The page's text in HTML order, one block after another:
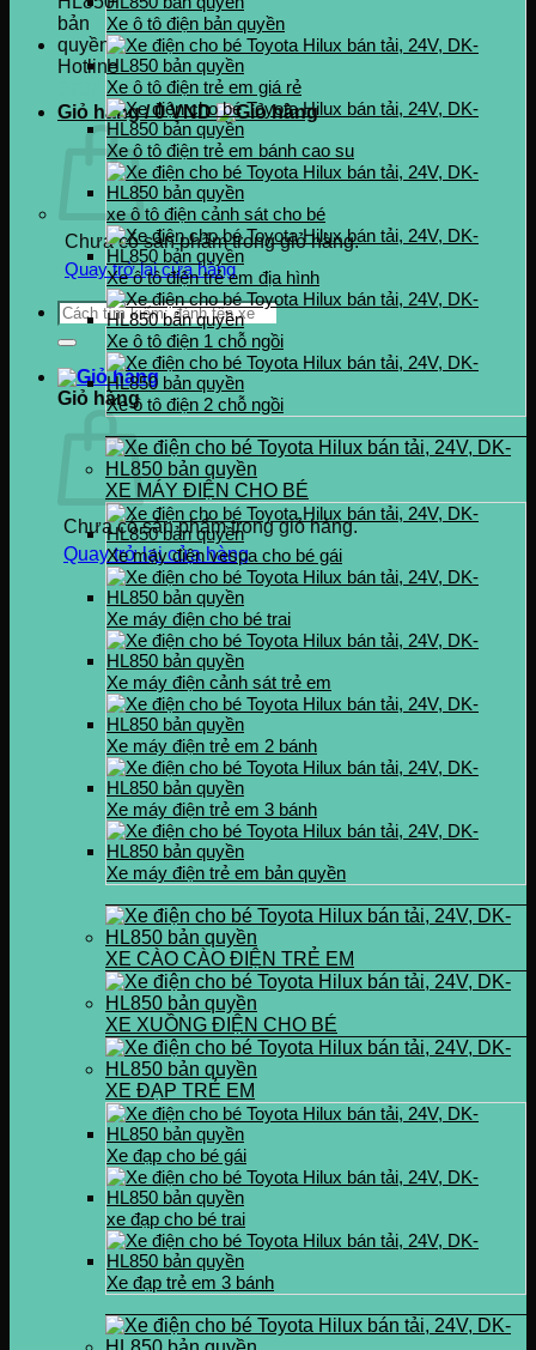
Hotline
0937.222.487
Giỏ hàng /0VND
Chưa có sản phẩm trong giỏ hàng.
Quay trở lại cửa hàng
Tìm
kiếm:
Giỏ hàng
Chưa có sản phẩm trong giỏ hàng.
Quay trở lại cửa hàng
Xe ô tô điện bản quyền
Xe ô tô điện trẻ em giá rẻ
Xe ô tô điện trẻ em bánh cao su
xe ô tô điện cảnh sát cho bé
Xe ô tô điện trẻ em địa hình
Xe ô tô điện 1 chỗ ngồi
Xe ô tô điện 2 chỗ ngồi
XE MÁY ĐIỆN CHO BÉ
Xe máy điện vespa cho bé gái
Xe máy điện cho bé trai
Xe máy điện cảnh sát trẻ em
Xe máy điện trẻ em 2 bánh
Xe máy điện trẻ em 3 bánh
Xe máy điện trẻ em bản quyền
XE CÀO CÀO ĐIỆN TRẺ EM
XE XUỒNG ĐIỆN CHO BÉ
XE ĐẠP TRẺ EM
Xe đạp cho bé gái
xe đạp cho bé trai
Xe đạp trẻ em 3 bánh